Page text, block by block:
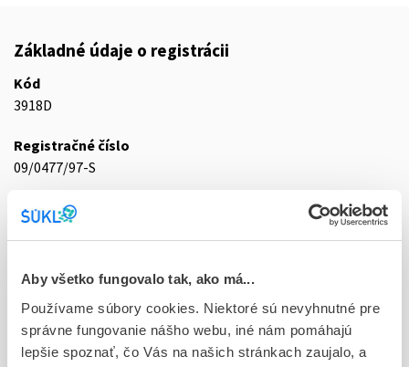
Aby všetko fungovalo tak, ako má...
Používame súbory cookies. Niektoré sú nevyhnutné pre
správne fungovanie nášho webu, iné nám pomáhajú
lepšie spoznať, čo Vás na našich stránkach zaujalo, a
Základné údaje o registrácii
Kód
3918D
Registračné číslo
09/0477/97-S
Doplnok
Stav
D - Registrácia bez obmedzenia platnosti
Typ registračnej procedúry
Národná